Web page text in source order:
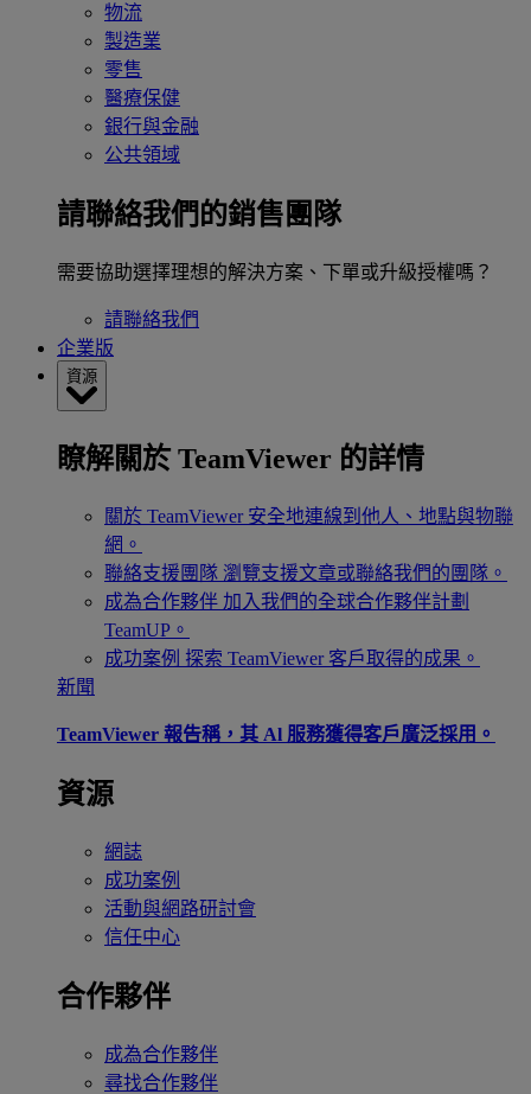
物流
製造業
零售
醫療保健
銀行與金融
公共領域
請聯絡我們的銷售團隊
需要協助選擇理想的解決方案、下單或升級授權嗎？
請聯絡我們
企業版
資源
瞭解關於 TeamViewer 的詳情
關於 TeamViewer 安全地連線到他人、地點與物聯
網。
聯絡支援團隊 瀏覽支援文章或聯絡我們的團隊。
成為合作夥伴 加入我們的全球合作夥伴計劃
TeamUP。
成功案例 探索 TeamViewer 客戶取得的成果。
新聞
TeamViewer 報告稱，其 Al 服務獲得客戶廣泛採用。
資源
網誌
成功案例
活動與網路研討會
信任中心
合作夥伴
成為合作夥伴
尋找合作夥伴